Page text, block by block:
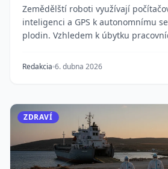
Zemědělští roboti využívají
inteligenci a GPS k autonomnímu
plodin. Vzhledem k úbytku
Redakcia 6. dubna 2026
ZDRAVÍ